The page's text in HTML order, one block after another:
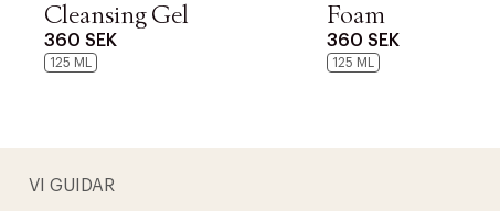
Cleansing Gel
360 SEK
125 ML
Foam
360 SEK
125 ML
VI GUIDAR